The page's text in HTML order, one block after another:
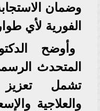
وضمان
الفورية لأي
وأوضح
المتحدث
تشمل تعزيز
والعلاجية